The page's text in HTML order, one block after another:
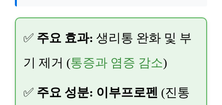
✅ 주요 효과: 생리통 완화 및 부
기 제거 (통증과 염증 감소)
✅ 주요 성분: 이부프로펜 (진통